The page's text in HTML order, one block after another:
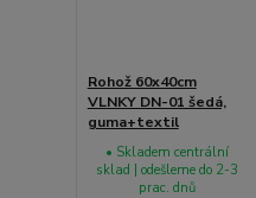
Rohož 60x40cm
VLNKY DN-01 šedá,
guma+textil
• Skladem centrální
sklad | odešleme do 2-3
prac. dnů